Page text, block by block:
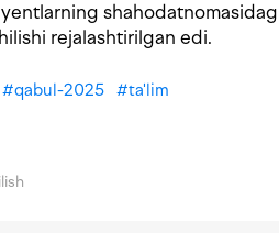
rejalashtirilgan edi.
#qabul-2025 #ta'lim